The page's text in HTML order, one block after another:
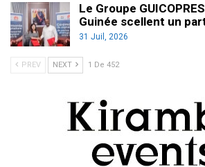
Le Groupe
Guinée scellent un
31 Juil, 2026
PREV NEXT 1 De 452